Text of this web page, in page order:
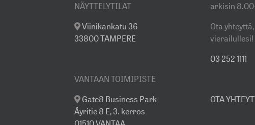
NÄYTTELYTILAT
Viinikankatu 36
33800 TAMPERE
VANTAAN TOIMIPISTE
Gate8 Business Park
Äyritie 8 E, 3. kerros
arkisin
Ota
vierailullesi!
03 252 1111
OTA